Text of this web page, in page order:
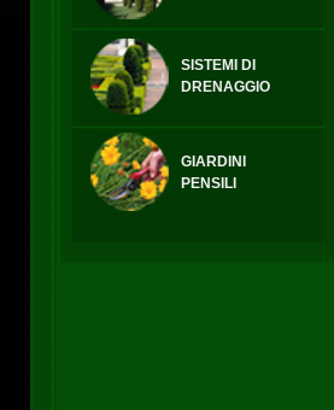
SISTEMI DI
DRENAGGIO
GIARDINI
PENSILI